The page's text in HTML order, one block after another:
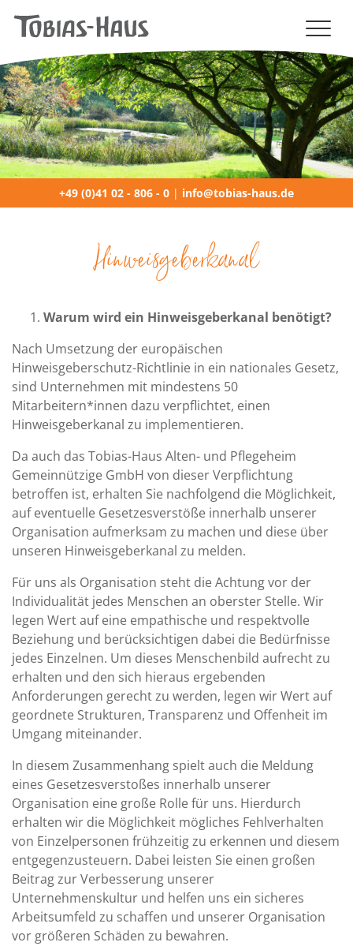
NAVIGATION (MOBILE)
+49 (0)41 02 - 806 - 0 | info@tobias-haus.de
Hinweisgeberkanal
Warum wird ein Hinweisgeberkanal benötigt?
Nach Umsetzung der europäischen
Hinweisgeberschutz-Richtlinie in ein nationales Gesetz,
sind Unternehmen mit mindestens 50
Mitarbeitern*innen dazu verpflichtet, einen
Hinweisgeberkanal zu implementieren.
Da auch das Tobias-Haus Alten- und Pflegeheim
Gemeinnützige GmbH von dieser Verpflichtung
betroffen ist, erhalten Sie nachfolgend die Möglichkeit,
auf eventuelle Gesetzesverstöße innerhalb unserer
Organisation aufmerksam zu machen und diese über
unseren Hinweisgeberkanal zu melden.
Für uns als Organisation steht die Achtung vor der
Individualität jedes Menschen an oberster Stelle. Wir
legen Wert auf eine empathische und respektvolle
Beziehung und berücksichtigen dabei die Bedürfnisse
jedes Einzelnen. Um dieses Menschenbild aufrecht zu
erhalten und den sich hieraus ergebenden
Anforderungen gerecht zu werden, legen wir Wert auf
geordnete Strukturen, Transparenz und Offenheit im
Umgang miteinander.
In diesem Zusammenhang spielt auch die Meldung
eines Gesetzesverstoßes innerhalb unserer
Organisation eine große Rolle für uns. Hierdurch
erhalten wir die Möglichkeit mögliches Fehlverhalten
von Einzelpersonen frühzeitig zu erkennen und diesem
entgegenzusteuern. Dabei leisten Sie einen großen
Beitrag zur Verbesserung unserer
Unternehmenskultur und helfen uns ein sicheres
Arbeitsumfeld zu schaffen und unserer Organisation
vor größeren Schäden zu bewahren.